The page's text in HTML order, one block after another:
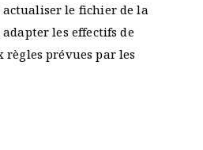
le fichier de la
les effectifs de
prévues par les